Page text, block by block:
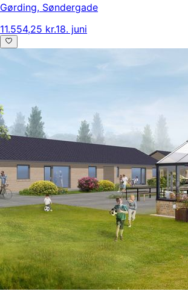
Gørding, Søndergade
11.554,25 kr.18. juni